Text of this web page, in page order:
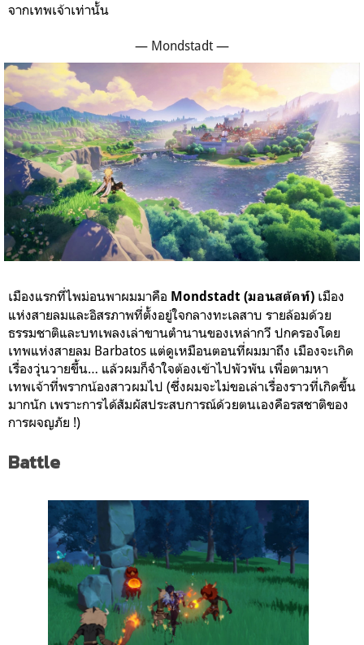
จากเทพเจ้าเท่านั้น
— Mondstadt —
เมืองแรกที่ไพม่อนพาผมมาคือ Mondstadt (มอนสตัดท์) เมือง
แห่งสายลมและอิสรภาพที่ตั้งอยู่ใจกลางทะเลสาบ รายล้อมด้วย
ธรรมชาติและบทเพลงเล่าขานตำนานของเหล่ากวี ปกครองโดย
เทพแห่งสายลม Barbatos แต่ดูเหมือนตอนที่ผมมาถึง เมืองจะเกิด
เรื่องวุ่นวายขึ้น… แล้วผมก็จำใจต้องเข้าไปพัวพัน เพื่อตามหา
เทพเจ้าที่พรากน้องสาวผมไป (ซึ่งผมจะไม่ขอเล่าเรื่องราวที่เกิดขึ้น
มากนัก เพราะการได้สัมผัสประสบการณ์ด้วยตนเองคือรสชาติของ
การผจญภัย !)
Battle